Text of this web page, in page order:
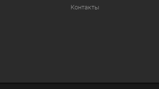
Контакты